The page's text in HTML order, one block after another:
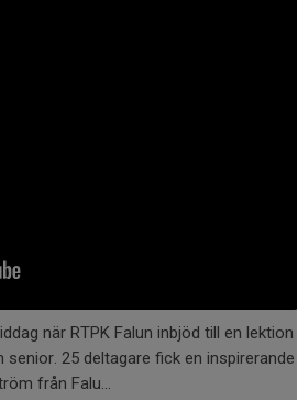
när RTPK Falun inbjöd till en lektion
25 deltagare fick en inspirerande
från Falu...